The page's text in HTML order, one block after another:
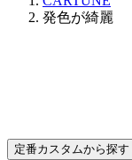
発色が綺麗
定番カスタムから探す